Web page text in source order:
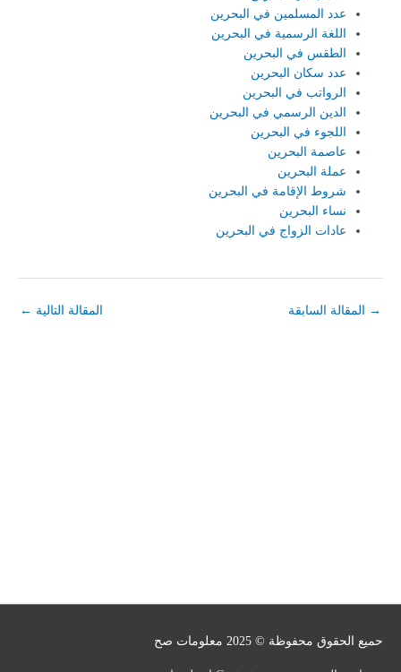
عدد المسلمين في البحرين
اللغة الرسمية في البحرين
الطقس في البحرين
عدد سكان البحرين
الرواتب في البحرين
الدين الرسمي في البحرين
اللجوء في البحرين
عاصمة البحرين
عملة البحرين
شروط الإقامة في البحرين
نساء البحرين
عادات الزواج في البحرين
→ المقالة السابقة المقالة التالية ←
حميع الحقوق محفوظة © 2025 معلومات صح